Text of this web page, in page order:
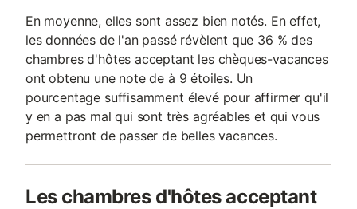
En moyenne, elles sont assez bien notés. En effet,
les données de l'an passé révèlent que 36 % des
chambres d'hôtes acceptant les chèques-vacances
ont obtenu une note de à 9 étoiles. Un
pourcentage suffisamment élevé pour affirmer qu'il
y en a pas mal qui sont très agréables et qui vous
permettront de passer de belles vacances.
Les chambres d'hôtes acceptant